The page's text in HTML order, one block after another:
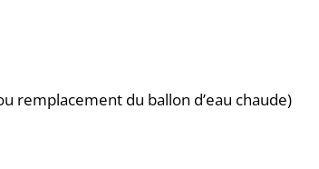
remplacement du ballon d’eau chaude)